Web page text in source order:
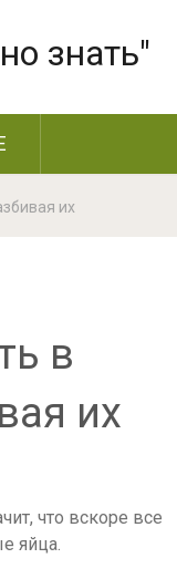
знать"
их
в
их
что вскоре все
яйца.